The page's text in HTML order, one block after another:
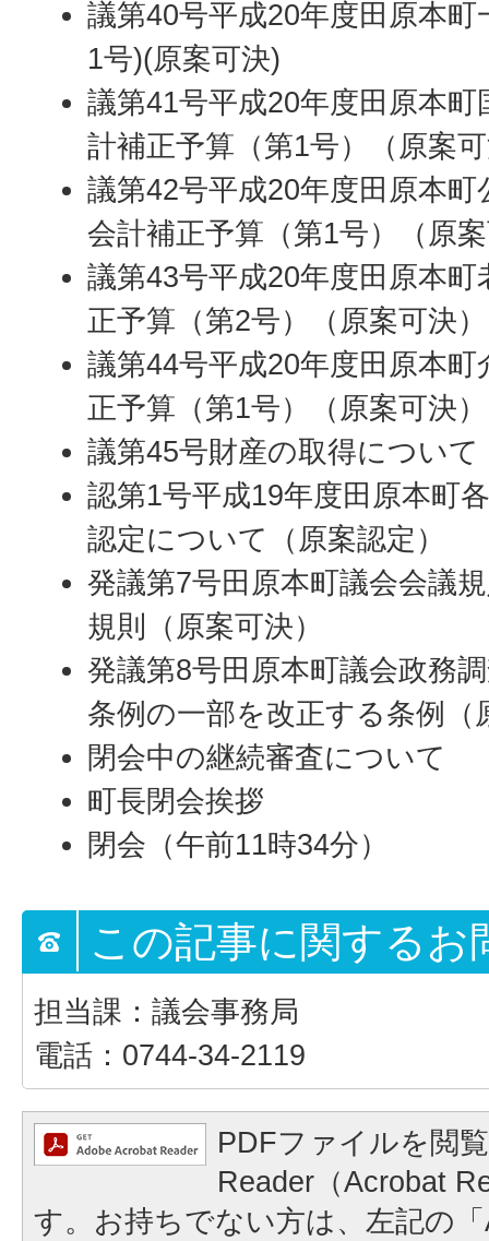
議第40号平成20年度田原本
1号)(原案可決)
議第41号平成20年度田原本
計補正予算（第1号）（原案
議第42号平成20年度田原本
会計補正予算（第1号）（原
議第43号平成20年度田原本
正予算（第2号）（原案可決）
議第44号平成20年度田原本
正予算（第1号）（原案可決）
議第45号財産の取得について
認第1号平成19年度田原本町
認定について（原案認定）
発議第7号田原本町議会会議
規則（原案可決）
発議第8号田原本町議会政務
条例の一部を改正する条例（
閉会中の継続審査について
町長閉会挨拶
閉会（午前11時34分）
この記事に関するお
担当課：議会事務局
電話：0744-34-2119
PDFファイルを閲
Reader（Acrobat
す。お持ちでない方は、左記の